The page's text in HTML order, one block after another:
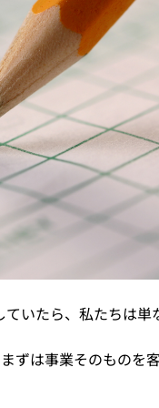
いたら、私たちは単
ずは事業そのものを